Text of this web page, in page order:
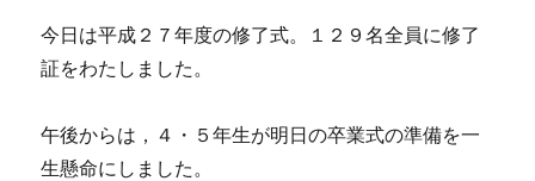
今日は平成２７年度の修了式。１２９名全員に修了
証をわたしました。
午後からは，４・５年生が明日の卒業式の準備を一
生懸命にしました。